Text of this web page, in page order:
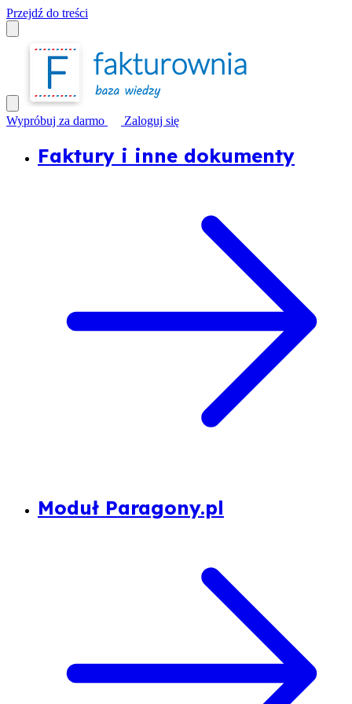
Przejdź do treści
Wypróbuj za darmo Zaloguj się
Faktury i inne dokumenty
Moduł Paragony.pl